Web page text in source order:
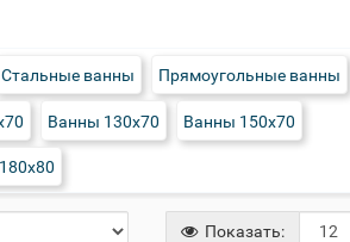
Стальные ванны Прямоугольные ванны
Ванны 130х70 Ванны 150х70
Показать: